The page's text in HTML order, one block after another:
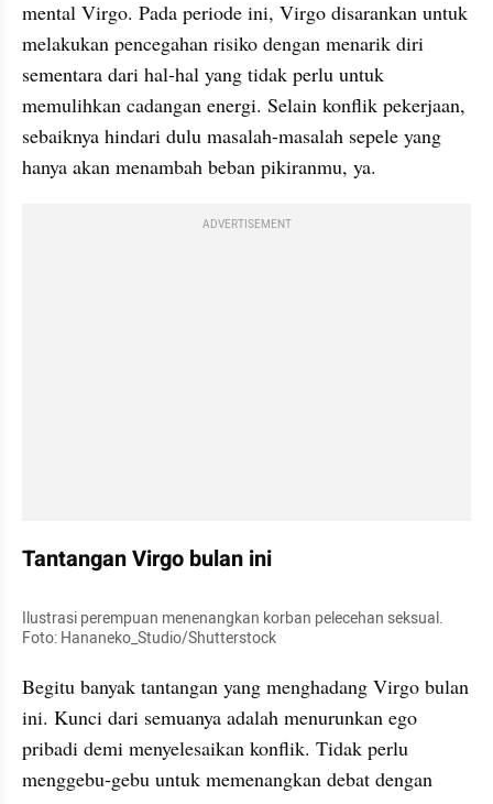
mental Virgo. Pada periode ini, Virgo disarankan untuk
melakukan pencegahan risiko dengan menarik diri
sementara dari hal-hal yang tidak perlu untuk
memulihkan cadangan energi. Selain konflik pekerjaan,
sebaiknya hindari dulu masalah-masalah sepele yang
hanya akan menambah beban pikiranmu, ya.
ADVERTISEMENT
Tantangan Virgo bulan ini
Ilustrasi perempuan menenangkan korban pelecehan seksual.
Foto: Hananeko_Studio/Shutterstock
Begitu banyak tantangan yang menghadang Virgo bulan
ini. Kunci dari semuanya adalah menurunkan ego
pribadi demi menyelesaikan konflik. Tidak perlu
menggebu-gebu untuk memenangkan debat dengan